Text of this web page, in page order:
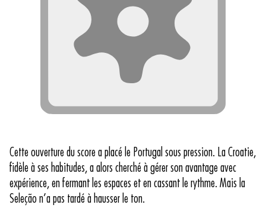
Cette ouverture du score a placé le Portugal sous pression. La Croatie,
fidèle à ses habitudes, a alors cherché à gérer son avantage avec
expérience, en fermant les espaces et en cassant le rythme. Mais la
Seleção n’a pas tardé à hausser le ton.